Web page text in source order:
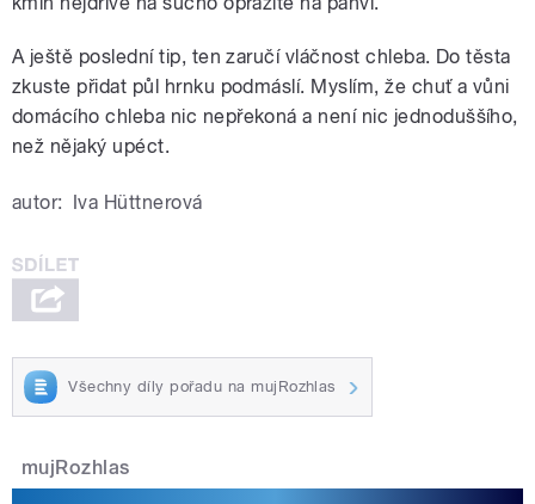
A ještě poslední tip, ten zaručí vláčnost chleba. Do těsta
zkuste přidat půl hrnku podmáslí. Myslím, že chuť a vůni
domácího chleba nic nepřekoná a není nic jednoduššího,
než nějaký upéct.
autor: Iva Hüttnerová
Všechny díly pořadu na mujRozhlas
mujRozhlas